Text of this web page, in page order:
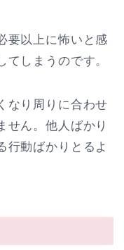
要以上に怖いと感
てしまうのです。
なり周りに合わせ
せん。他人ばかり
行動ばかりとるよ